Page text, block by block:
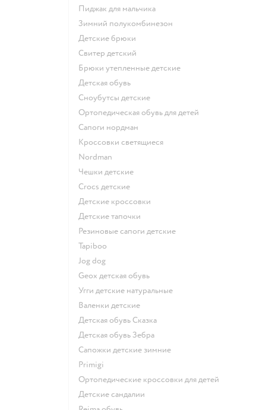
Пиджак для мальчика
Зимний полукомбинезон
Детские брюки
Свитер детский
Брюки утепленные детские
Детская обувь
Сноубутсы детские
Ортопедическая обувь для детей
Сапоги нордман
Кроссовки светящиеся
Nordman
Чешки детские
Crocs детские
Детские кроссовки
Детские тапочки
Резиновые сапоги детские
Tapiboo
Jog dog
Geox детская обувь
Угги детские натуральные
Валенки детские
Детская обувь Сказка
Детская обувь Зебра
Сапожки детские зимние
Primigi
Ортопедические кроссовки для детей
Детские сандалии